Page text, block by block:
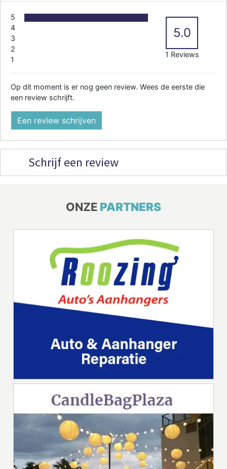
5
4
3
2
1
5.0
1 Reviews
Op dit moment is er nog geen review. Wees de eerste die
een review schrijft.
Een review schrijven
Schrijf een review
ONZE PARTNERS